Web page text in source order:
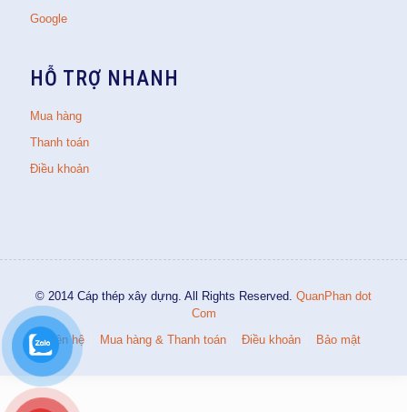
Google
HỖ TRỢ NHANH
Mua hàng
Thanh toán
Điều khoản
© 2014 Cáp thép xây dựng. All Rights Reserved. QuanPhan dot
Com
Liên hệ
Mua hàng & Thanh toán Điều khoản Bảo mật